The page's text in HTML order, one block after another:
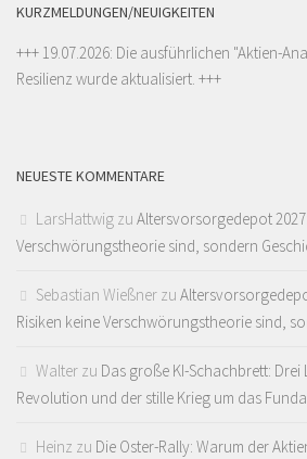
KURZMELDUNGEN/NEUIGKEITEN
+++ 19.07.2026: Die ausführlichen "Aktien-
Resilienz wurde aktualisiert. +++
NEUESTE KOMMENTARE
LarsHattwig zu Altersvorsorgedepot
Verschwörungstheorie sind, sondern
Sebastian Wießner zu
Risiken keine Verschwörungstheorie sind,
Walter zu Das große KI-Schachbrett:
Revolution und der stille Krieg um das
Heinz zu Die Oster-Rally: Warum der